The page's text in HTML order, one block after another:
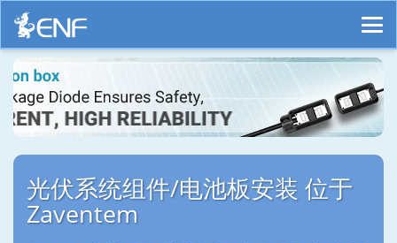
光伏系统组件/电池板安装 位于
Zaventem